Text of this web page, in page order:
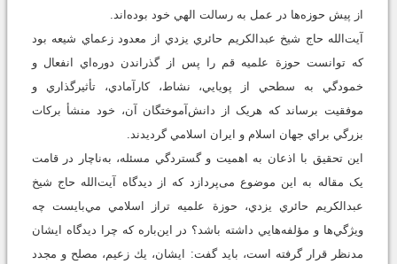
از پيش حوزه‌ها در عمل به رسالت الهي خود بوده‌اند.
آيت‌‌الله حاج شيخ عبدالکريم حائري يزدي از معدود زعماي شيعه بود
که توانست حوزة علميه قم را پس از گذراندن دوره‌اي انفعال و
خمودگي به سطحي از پويايي، نشاط، کارآمادي، تأثير‌گذاري و
موفقيت برساند که هريک از دانش‌آموختگان آن، خود منشأ برکات
بزرگي براي جهان اسلام و ايران اسلامي گرديدند.
اين تحقيق با اذعان به اهميت و گستردگي مسئله، به‌ناچار در قامت
يک مقاله به اين موضوع می‌پردازد که از ديدگاه آيت‌‌الله حاج شيخ
عبدالکريم حائري يزدي، حوزة علميه تراز اسلامي مي‌بايست چه
ويژگي‌ها و مؤلفه‌هايي داشته باشد؟ در اين‌باره که چرا ديدگاه ايشان
مدنظر قرار گرفته است، بايد گفت: ایشان، يك زعيم، مصلح و مجدد